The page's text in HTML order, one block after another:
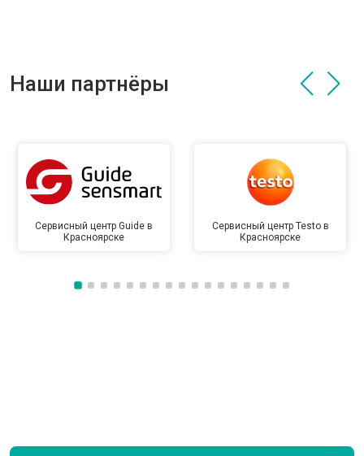
Наши партнёры
Сервисный центр Guide в
Красноярске
Сервисный центр Testo в
Красноярске